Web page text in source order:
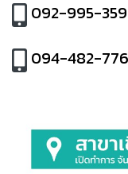
092-995-
094-482-